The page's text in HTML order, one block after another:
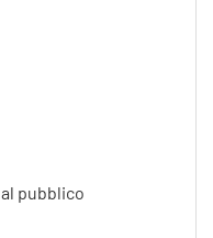
pubblico